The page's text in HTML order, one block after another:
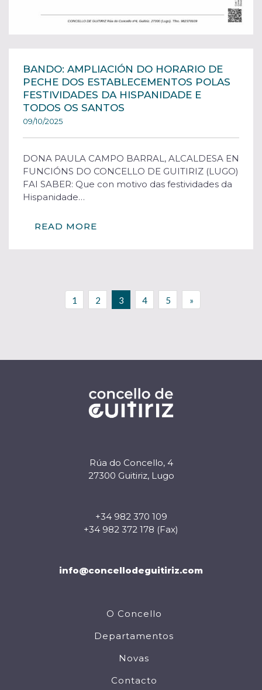
BANDO: AMPLIACIÓN DO HORARIO DE
PECHE DOS ESTABLECEMENTOS POLAS
FESTIVIDADES DA HISPANIDADE E
TODOS OS SANTOS
09/10/2025
DONA PAULA CAMPO BARRAL, ALCALDESA EN
FUNCIÓNS DO CONCELLO DE GUITIRIZ (LUGO)
FAI SABER: Que con motivo das festividades da
Hispanidade…
READ MORE
1 2 3 4 5 »
Rúa do Concello, 4
27300 Guitiriz, Lugo
+34 982 370 109
+34 982 372 178 (Fax)
info@concellodeguitiriz.com
O Concello
Departamentos
Novas
Contacto